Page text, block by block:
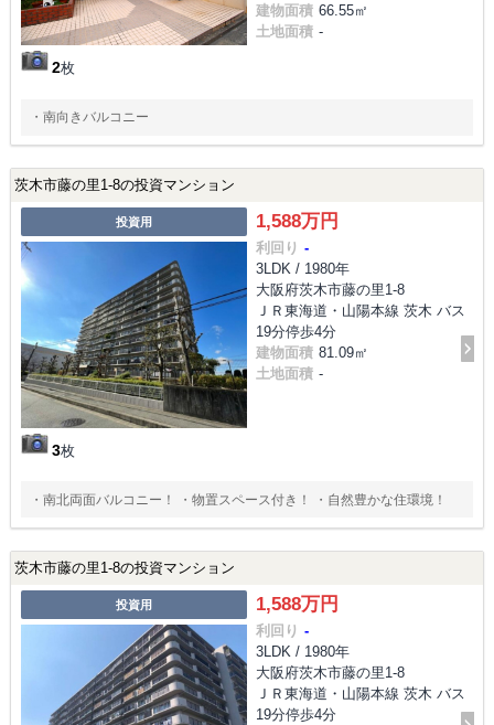
2枚
建物面積 66.55㎡
土地面積 -
・南向きバルコニー
茨木市藤の里1-8の投資マンション
投資用
3枚
1,588万円
利回り -
3LDK / 1980年
大阪府茨木市藤の里1-8
ＪＲ東海道・山陽本線 茨木 バス
19分停歩4分
建物面積 81.09㎡
土地面積 -
・南北両面バルコニー！ ・物置スペース付き！ ・自然豊かな住環境！
茨木市藤の里1-8の投資マンション
投資用 1,588万円
利回り -
3LDK / 1980年
大阪府茨木市藤の里1-8
ＪＲ東海道・山陽本線 茨木 バス
19分停歩4分